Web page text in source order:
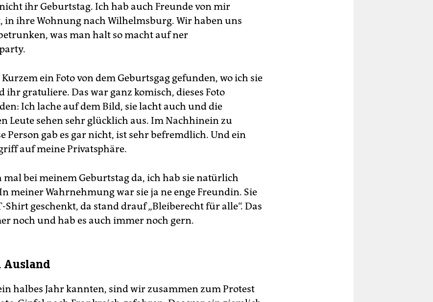
ihr Geburtstag. Ich hab auch Freunde von mir
in ihre Wohnung nach Wilhelmsburg. Wir haben uns
was man halt so macht auf ner
ein Foto von dem Geburtsgag gefunden, wo ich sie
ihr gratuliere. Das war ganz komisch, dieses Foto
Ich lache auf dem Bild, sie lacht auch und die
Leute sehen sehr glücklich aus. Im Nachhinein zu
Person gab es gar nicht, ist sehr befremdlich. Und ein
auf meine Privatsphäre.
mal bei meinem Geburtstag da, ich hab sie natürlich
meiner Wahrnehmung war sie ja ne enge Freundin. Sie
Shirt geschenkt, da stand drauf „Bleiberecht für alle“. Das
noch und hab es auch immer noch gern.
Ausland
halbes Jahr kannten, sind wir zusammen zum Protest